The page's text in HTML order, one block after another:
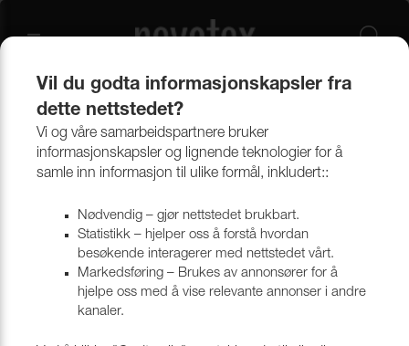
Produkter Outlet
Vil du godta informasjonskapsler fra
dette nettstedet?
Vi og våre samarbeidspartnere bruker
informasjonskapsler og lignende teknologier for å
samle inn informasjon til ulike formål, inkludert::
Nødvendig – gjør nettstedet brukbart.
Statistikk – hjelper oss å forstå hvordan
besøkende interagerer med nettstedet vårt.
Markedsføring – Brukes av annonsører for å
hjelpe oss med å vise relevante annonser i andre
kanaler.